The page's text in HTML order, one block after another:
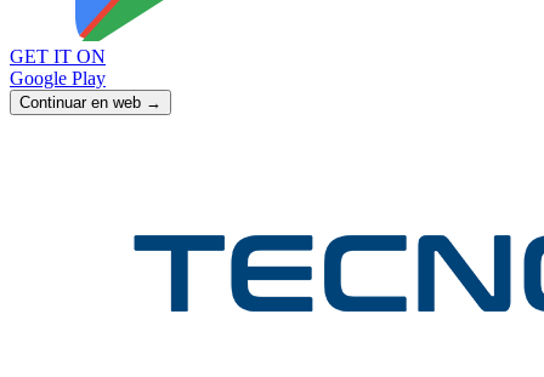
GET IT ON
Google Play
Continuar en web →